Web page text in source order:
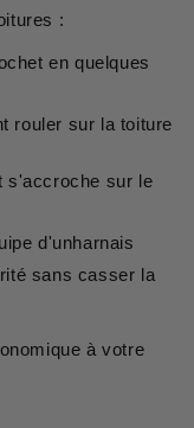
:
en quelques
rouler sur la toiture
s'accroche sur le
d'unharnais
sans casser la
à votre